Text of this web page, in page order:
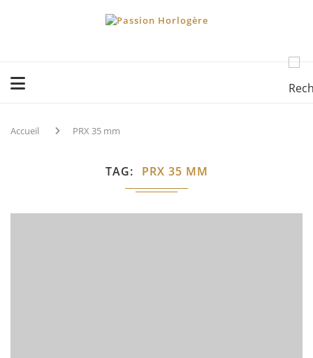
Accueil PRX 35 mm
TAG PRX 35 MM